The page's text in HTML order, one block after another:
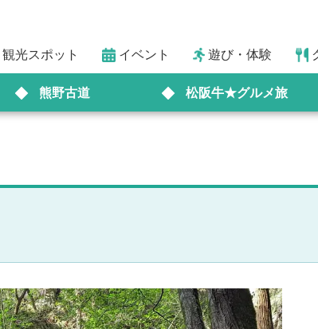
観光スポット イベント 遊び・体験
熊野古道 松阪牛★グルメ旅